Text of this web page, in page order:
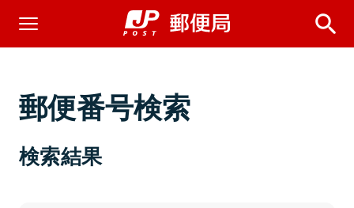
郵便番号検索
検索結果